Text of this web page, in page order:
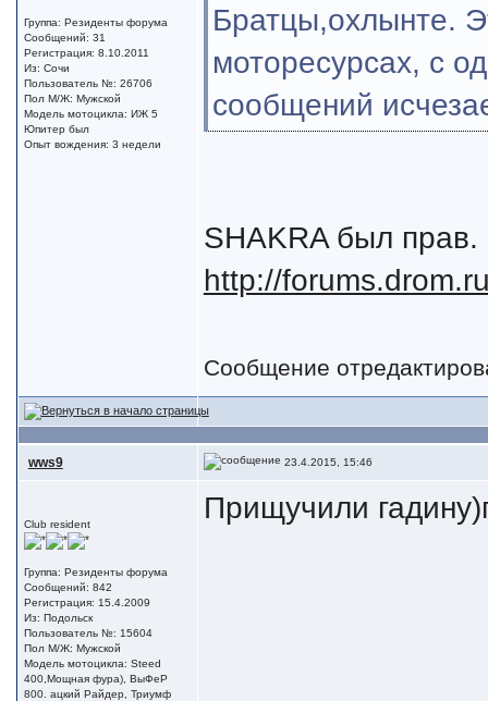
Группа: Резиденты форума
Сообщений: 31
Регистрация: 8.10.2011
Из: Сочи
Пользователь №: 26706
Пол М/Ж: Мужской
Модель мотоцикла: ИЖ 5
Юпитер был
Опыт вождения: 3 недели
Братцы,охлынте.
моторесурсах, с
сообщений
SHAKRA был прав.
http://
Сообщение
wws9 23.4.2015, 15:46
Club resident
Группа: Резиденты форума
Сообщений: 842
Регистрация: 15.4.2009
Из: Подольск
Пользователь №: 15604
Пол М/Ж: Мужской
Модель мотоцикла: Steed
400,Мощная фура), ВыФеР
800. ацкий Райдер, Триумф
Прищучили